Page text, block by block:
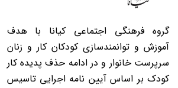
گروه فرهنگی اجتماعی کیانا با هدف
آموزش و توانمندسازی کودکان کار و زنان
سرپرست خانوار و در ادامه حذف پدیده کار
کودک بر اساس آیین نامه اجرایی تاسیس